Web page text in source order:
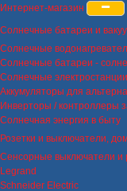
Интернет-магазин
Солнечные батареи и
Солнечные
Солнечные батареи -
Солнечные
Аккумуляторы для
Инверторы / контроллеры
Солнечная энергия в быту
Розетки и выключатели,
Сенсорные выключатели и
Legrand
Schneider Electric